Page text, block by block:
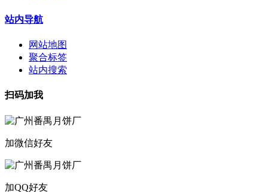
站内导航
网站地图
聚合标签
站内搜索
扫码加我
加微信好友
加QQ好友